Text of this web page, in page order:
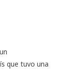
que tuvo una